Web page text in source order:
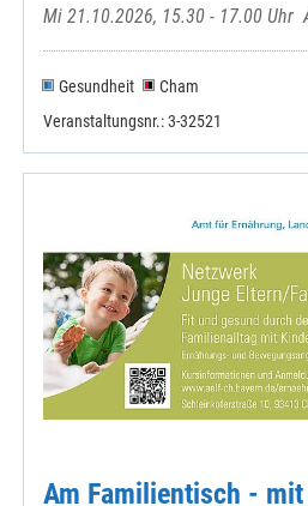
Mi 21.10.2026, 15.30 - 17.00 Uhr
Gesundheit
Cham
Veranstaltungsnr.: 3-32521
Am Familientisch -